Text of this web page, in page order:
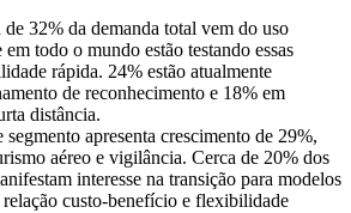
32% da demanda total vem do uso
todo o mundo estão testando essas
rápida. 24% estão atualmente
de reconhecimento e 18% em
distância.
apresenta crescimento de 29%,
aéreo e vigilância. Cerca de 20% dos
interesse na transição para modelos
custo-benefício e flexibilidade